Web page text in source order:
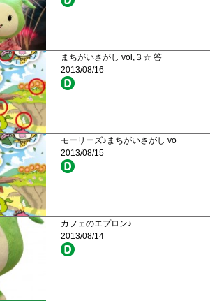
まちがいさがし vol,３☆ 答
2013/08/16
モーリーズ♪まちがいさがし vo
2013/08/15
カフェのエプロン♪
2013/08/14